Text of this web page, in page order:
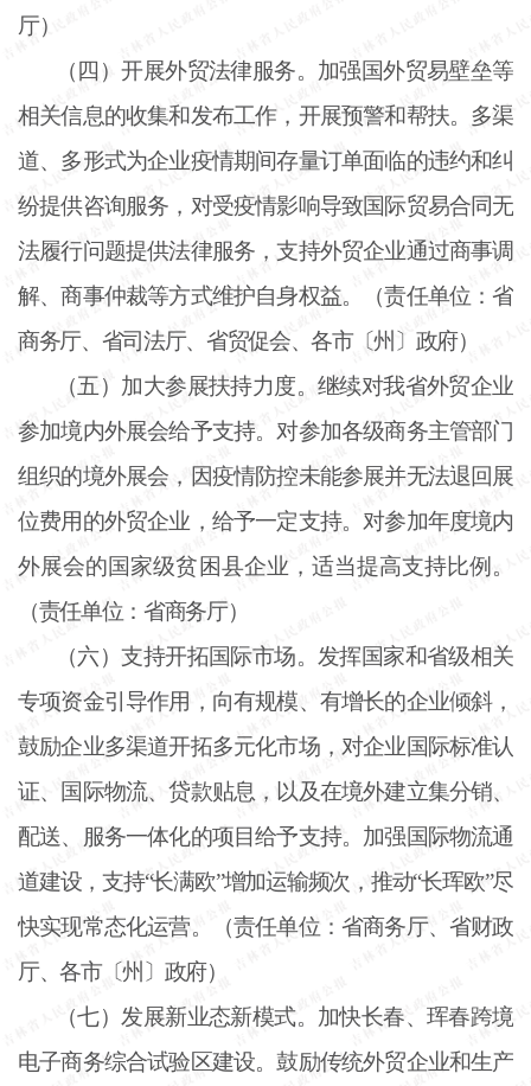
厅）
（四）开展外贸法律服务。加强国外贸易壁垒等
相关信息的收集和发布工作，开展预警和帮扶。多渠
道、多形式为企业疫情期间存量订单面临的违约和纠
纷提供咨询服务，对受疫情影响导致国际贸易合同无
法履行问题提供法律服务，支持外贸企业通过商事调
解、商事仲裁等方式维护自身权益。（责任单位：省
商务厅、省司法厅、省贸促会、各市〔州〕政府）
（五）加大参展扶持力度。继续对我省外贸企业
参加境内外展会给予支持。对参加各级商务主管部门
组织的境外展会，因疫情防控未能参展并无法退回展
位费用的外贸企业，给予一定支持。对参加年度境内
外展会的国家级贫困县企业，适当提高支持比例。
（责任单位：省商务厅）
（六）支持开拓国际市场。发挥国家和省级相关
专项资金引导作用，向有规模、有增长的企业倾斜，
鼓励企业多渠道开拓多元化市场，对企业国际标准认
证、国际物流、贷款贴息，以及在境外建立集分销、
配送、服务一体化的项目给予支持。加强国际物流通
道建设，支持“长满欧”增加运输频次，推动“长珲欧”尽
快实现常态化运营。（责任单位：省商务厅、省财政
厅、各市〔州〕政府）
（七）发展新业态新模式。加快长春、珲春跨境
电子商务综合试验区建设。鼓励传统外贸企业和生产